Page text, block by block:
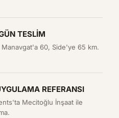
TESLIM
Manavgat'a 60, Side'ye 65 km.
REFERANSI
Mecitoğlu İnşaat ile